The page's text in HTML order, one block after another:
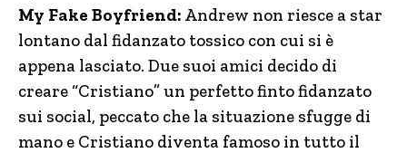
My Fake Boyfriend: Andrew non riesce a star
lontano dal fidanzato tossico con cui si è
appena lasciato. Due suoi amici decido di
creare “Cristiano” un perfetto finto fidanzato
sui social, peccato che la situazione sfugge di
mano e Cristiano diventa famoso in tutto il